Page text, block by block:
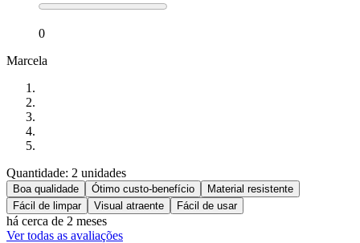
0
Marcela
Quantidade: 2 unidades
Boa qualidade Ótimo custo-benefício
Material resistente
Fácil de limpar
Visual atraente Fácil de usar
há cerca de 2 meses
Ver todas as avaliações